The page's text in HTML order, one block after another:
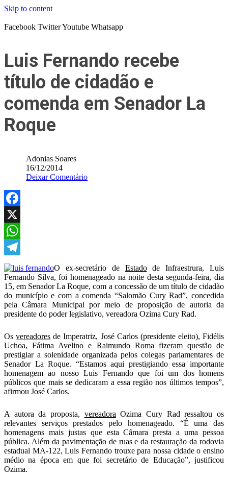
Skip to content
Facebook TwitterYoutube Whatsapp
Luis Fernando recebe
título de cidadão e
comenda em Senador La
Roque
Adonias Soares
16/12/2014
Deixar Comentário
Facebook
X
WhatsApp
Telegram
O ex-secretário de Estadode Infraestrura, Luis
Fernando Silva, foi homenageado na noite desta segunda-feira, dia
15, em Senador La Roque, com a concessão de um título de cidadão
do município e com a comenda “Salomão Cury Rad”, concedida
pela Câmara Municipal por meio de proposição de autoria da
presidente do poder legislativo, vereadora Ozima Cury Rad.
Osvereadores de Imperatriz, José Carlos (presidente eleito), Fidélis
Uchoa, Fátima Avelino e Raimundo Roma fizeram questão de
prestigiar a solenidade organizada pelos colegas parlamentares de
Senador La Roque. “Estamos aqui prestigiando essa importante
homenagem ao nosso Luis Fernando que foi um dos homens
públicos que mais se dedicaram a essa região nos últimos tempos”,
afirmou José Carlos.
A autora da proposta, vereadora Ozima Cury Rad ressaltou os
relevantes serviços prestados pelo homenageado. “É uma das
homenagens mais justas que esta Câmara presta a uma pessoa
pública. Além da pavimentação de ruas e da restauração da rodovia
estadual MA-122, Luis Fernando trouxe para nossa cidade o ensino
médio na época em que foi secretário de Educação”, justificou
Ozima.